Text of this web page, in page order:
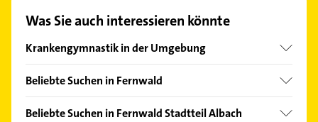
Hier finden Sie alleKontaktdaten
Was Sie auch interessieren könnte
Krankengymnastik in der Umgebung
Lich Hessen
Buseck
Beliebte Suchen in Fernwald
Klempner
Beliebte Suchen in Fernwald Stadtteil Albach